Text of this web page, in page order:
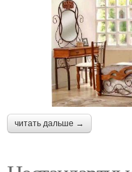
читать дальше →